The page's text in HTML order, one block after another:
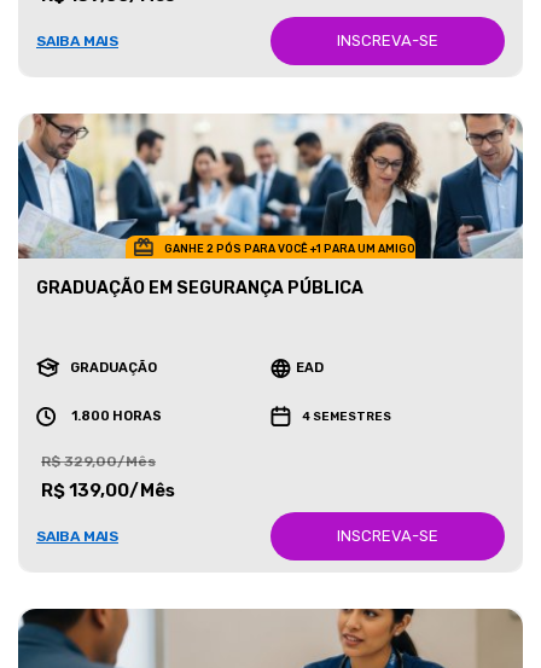
SAIBA MAIS INSCREVA-SE
GANHE 2 PÓS PARA VOCÊ +1 PARA UM AMIGO
GRADUAÇÃO EM SEGURANÇA PÚBLICA
GRADUAÇÃO EAD
1.800 HORAS 4 SEMESTRES
R$ 329,00/Mês
R$ 139,00/Mês
SAIBA MAIS INSCREVA-SE